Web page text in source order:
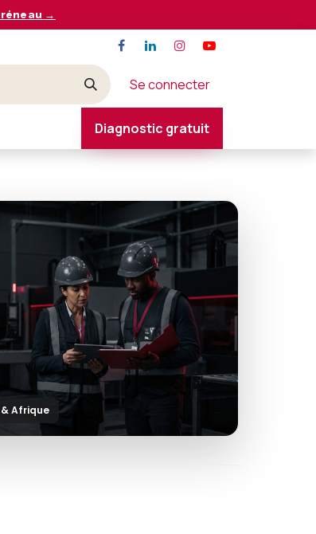
→
Se connecter
Diagnostic gratuit
Afrique